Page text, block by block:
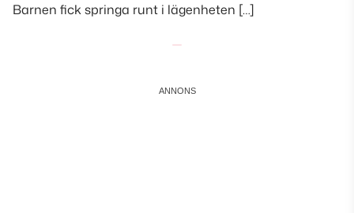
Barnen fick springa runt i lägenheten […]